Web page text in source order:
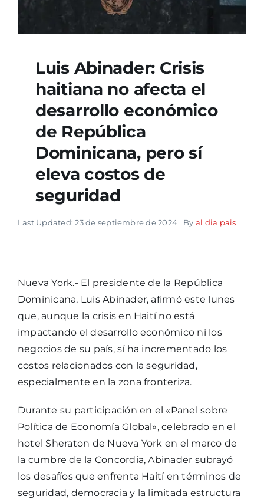
Luis Abinader: Crisis
haitiana no afecta el
desarrollo económico
de República
Dominicana, pero sí
eleva costos de
seguridad
Last Updated: 23 de septiembre de 2024 By al dia pais
Nueva York.- El presidente de la República
Dominicana, Luis Abinader, afirmó este lunes
que, aunque la crisis en Haití no está
impactando el desarrollo económico ni los
negocios de su país, sí ha incrementado los
costos relacionados con la seguridad,
especialmente en la zona fronteriza.
Durante su participación en el «Panel sobre
Política de Economía Global», celebrado en el
hotel Sheraton de Nueva York en el marco de
la cumbre de la Concordia, Abinader subrayó
los desafíos que enfrenta Haití en términos de
seguridad, democracia y la limitada estructura